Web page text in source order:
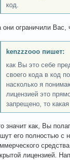
код.
они ограничили Вас,
kenzzzooo пишет:
как Вы это себе
своего кода в код
насколько я
лицензией это
запрещено, то
значит как, Вы
его полностью с
лицензией.